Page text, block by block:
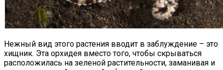
Нежный вид этого растения вводит в заблуждение – это
хищник. Эта орхидея вместо того, чтобы скрываться
расположилась на зеленой растительности, заманивая и